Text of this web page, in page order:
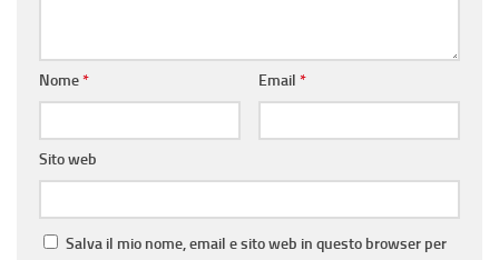
Nome* Email *
Sito web
Salva il mio nome, email e sito web in questo browser per